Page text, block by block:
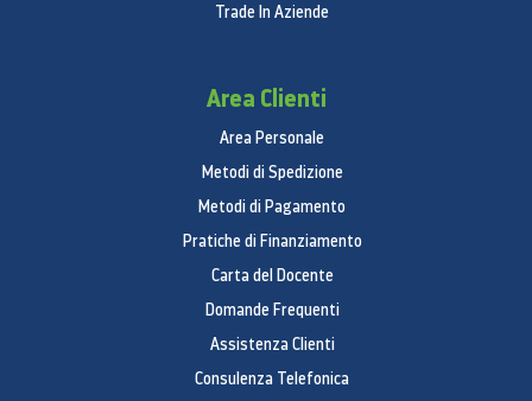
Trade In Aziende
Area Clienti
Area Personale
Metodi di Spedizione
Metodi di Pagamento
Pratiche di Finanziamento
Carta del Docente
Domande Frequenti
Assistenza Clienti
Consulenza Telefonica